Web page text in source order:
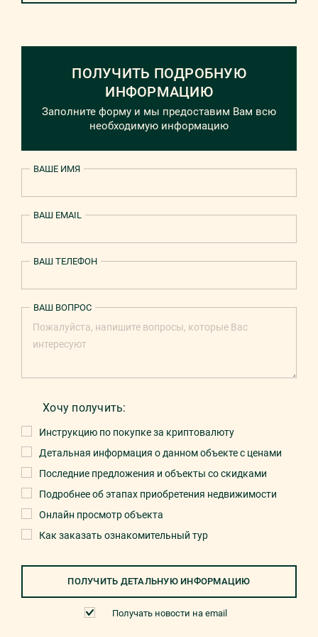
ПОЛУЧИТЬ ПОДРОБНУЮ
ИНФОРМАЦИЮ
Заполните форму и мы предоставим Вам всю
необходимую информацию
ВАШЕ ИМЯ
ВАШ EMAIL
ВАШ ТЕЛЕФОН
Хочу получить:
Инструкцию по покупке за криптовалюту
Детальная информация о данном объекте с ценами
Последние предложения и объекты со скидками
Подробнее об этапах приобретения недвижимости
Онлайн просмотр объекта
Как заказать ознакомительный тур
ВАШ ВОПРОС
ПОЛУЧИТЬ ДЕТАЛЬНУЮ ИНФОРМАЦИЮ
Получать новости на email